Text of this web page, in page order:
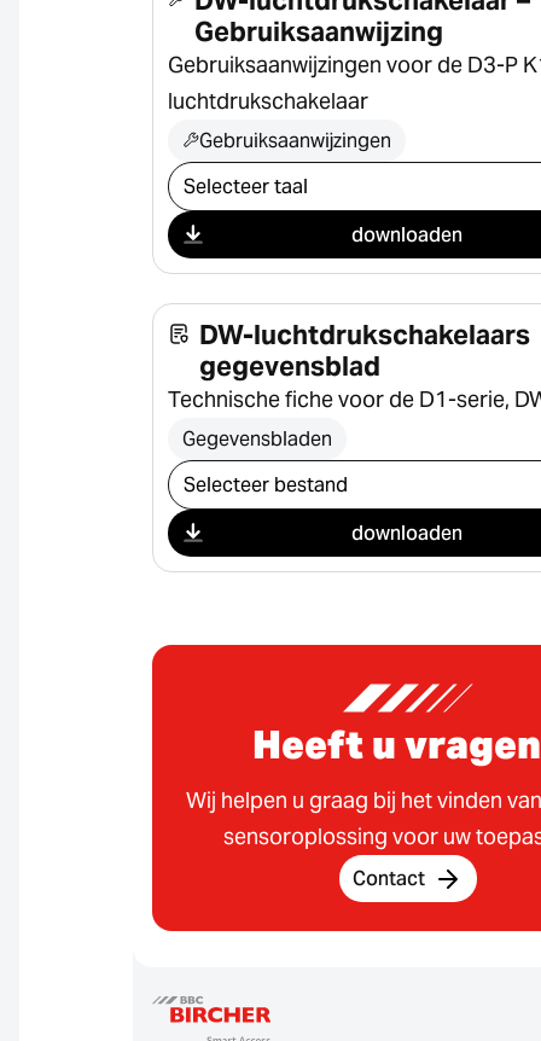
Gebruiksaanwijzing
Gebruiksaanwijzingen voor de D3-P
luchtdrukschakelaar
Gebruiksaanwijzingen
Selecteer download
downloaden
DW-luchtdrukschakelaars
gegevensblad
Technische fiche voor de D1-serie,
Gegevensbladen
Selecteer download
downloaden
Heeft u
Wij helpen u graag bij het vinden
sensoroplossing voor uw
Contact